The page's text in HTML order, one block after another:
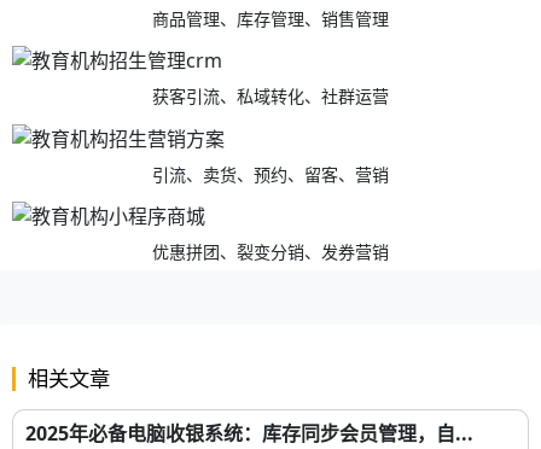
商品管理、库存管理、销售管理
获客引流、私域转化、社群运营
引流、卖货、预约、留客、营销
优惠拼团、裂变分销、发券营销
相关文章
2025年必备电脑收银系统：库存同步会员管理，自...